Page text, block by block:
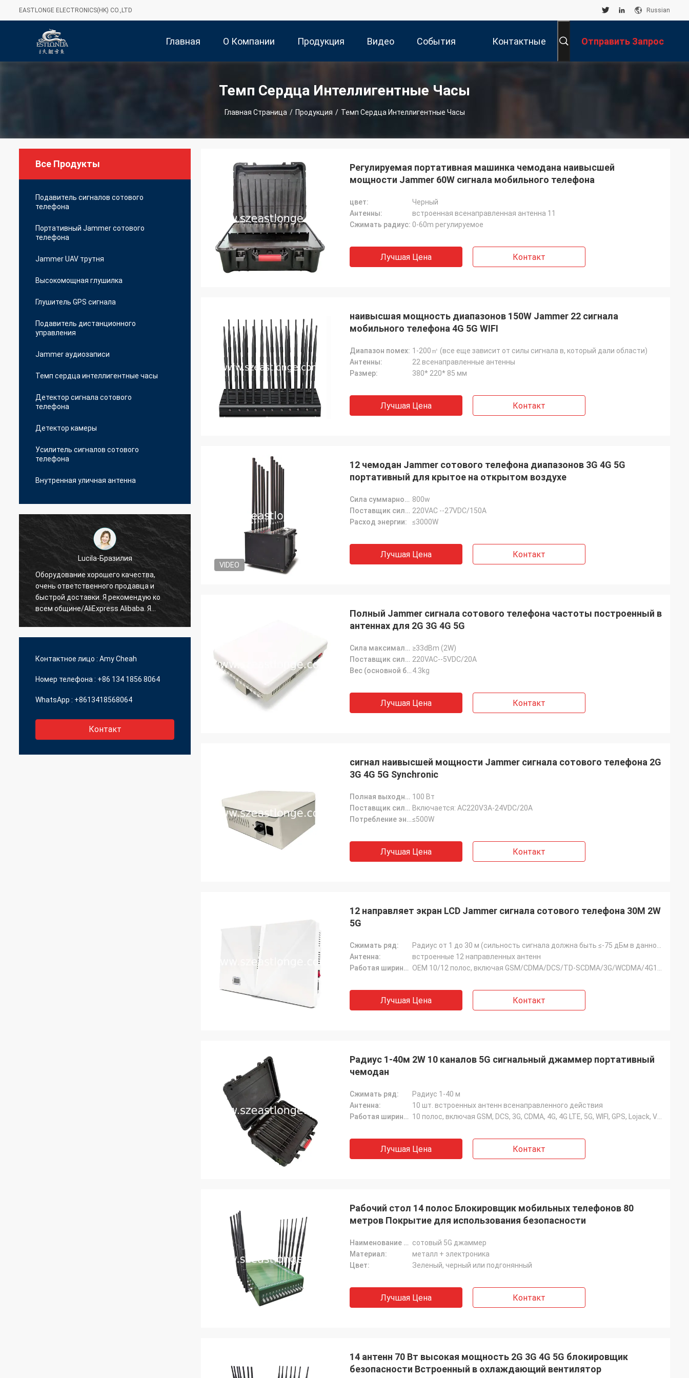
EASTLONGE ELECTRONICS(HK) CO.,LTD Russian
Главная О Компании Продукция Видео События Контактные Отправить Запрос
Темп Сердца Интеллигентные Часы
Главная Страница / Продукция / Темп Сердца Интеллигентные Часы
Все Продукты
Подавитель сигналов сотового
телефона
Портативный Jammer сотового
телефона
Jammer UAV трутня
Высокомощная глушилка
Глушитель GPS сигнала
Подавитель дистанционного
управления
Jammer аудиозаписи
Темп сердца интеллигентные часы
Детектор сигнала сотового
телефона
Детектор камеры
Усилитель сигналов сотового
телефона
Внутренная уличная антенна
Hamadivo-Франция
Самый лучший продавец, хорошая
сделка и быстрый срок поставки
Ланс-Канада
Контактное лицо : Amy Cheah
Номер телефона : +86 134 1856 8064
WhatsApp : +8613418568064
Контакт
Регулируемая портативная машинка чемодана наивысшей
мощности Jammer 60W сигнала мобильного телефона
цвет:
Черный
Антенны:
встроенная всенаправленная антенна 11
Сжимать радиус: 0-60m регулируемое
Лучшая Цена Контакт
наивысшая мощность диапазонов 150W Jammer 22 сигнала
мобильного телефона 4G 5G WIFI
Диапазон помех: 1-200㎡ (все еще зависит от силы сигнала в, который дали области)
Антенны:
22 всенаправленные антенны
Размер:
380* 220* 85 мм
Лучшая Цена Контакт
VIDEO
12 чемодан Jammer сотового телефона диапазонов 3G 4G 5G
портативный для крытое на открытом воздухе
Сила суммарного производства: 800w
Поставщик силы: 220VAC --27VDC/150A
Расход энергии:
≤3000W
Лучшая Цена Контакт
Полный Jammer сигнала сотового телефона частоты построенный в
антеннах для 2G 3G 4G 5G
Сила максимального выпуска продукции: ≥33dBm (2W)
Поставщик силы: 220VAC--5VDC/20A
Вес (основной блок):4.3kg
Лучшая Цена Контакт
сигнал наивысшей мощности Jammer сигнала сотового телефона 2G
3G 4G 5G Synchronic
Полная выходная мощность: 100 Вт
Поставщик силы: Включается: AC220V3A-24VDC/20A
Потребление энергии:≤500W
Лучшая Цена Контакт
12 направляет экран LCD Jammer сигнала сотового телефона 30M 2W
5G
Сжимать ряд:
Антенна:
встроенные 12 направленных антенн
Работая ширина полосы частот (MHz):
Лучшая Цена Контакт
Радиус 1-40м 2W 10 каналов 5G сигнальный джаммер портативный
чемодан
Сжимать ряд:
Радиус 1-40 м
Антенна:
10 шт. встроенных антенн всенаправленного действия
Работая ширина полосы частот (MHz):
Лучшая Цена Контакт
Рабочий стол 14 полос Блокировщик мобильных телефонов 80
метров Покрытие для использования безопасности
Наименование продукта: сотовый 5G джаммер
Материал:
металл + электроника
Цвет:
Зеленый, черный или подгонянный
Лучшая Цена Контакт
14 антенн 70 Вт высокая мощность 2G 3G 4G 5G блокировщик
безопасности Встроенный в охлаждающий вентилятор